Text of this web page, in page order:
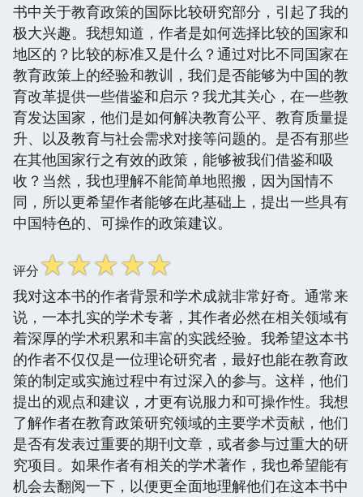
书中关于教育政策的国际比较研究部分，引起了我的
极大兴趣。我想知道，作者是如何选择比较的国家和
地区的？比较的标准又是什么？通过对比不同国家在
教育政策上的经验和教训，我们是否能够为中国的教
育改革提供一些借鉴和启示？我尤其关心，在一些教
育发达国家，他们是如何解决教育公平、教育质量提
升、以及教育与社会需求对接等问题的。是否有那些
在其他国家行之有效的政策，能够被我们借鉴和吸
收？当然，我也理解不能简单地照搬，因为国情不
同，所以更希望作者能够在此基础上，提出一些具有
中国特色的、可操作的政策建议。
评分☆☆☆☆☆
我对这本书的作者背景和学术成就非常好奇。通常来
说，一本扎实的学术专著，其作者必然在相关领域有
着深厚的学术积累和丰富的实践经验。我希望这本书
的作者不仅仅是一位理论研究者，最好也能在教育政
策的制定或实施过程中有过深入的参与。这样，他们
提出的观点和建议，才更有说服力和可操作性。我想
了解作者在教育政策研究领域的主要学术贡献，他们
是否有发表过重要的期刊文章，或者参与过重大的研
究项目。如果作者有相关的学术著作，我也希望能有
机会去翻阅一下，以便更全面地理解他们在这本书中